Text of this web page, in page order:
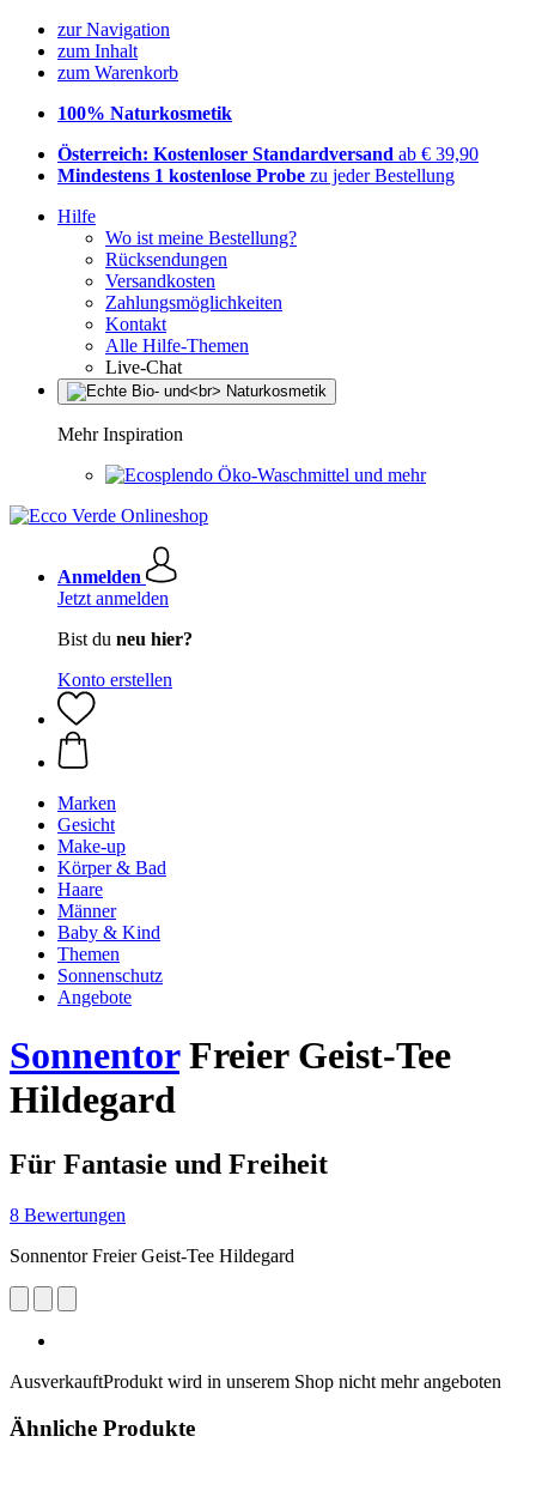
zur Navigation
zum Inhalt
zum Warenkorb
100% Naturkosmetik
Österreich: Kostenloser Standardversand ab € 39,90
Mindestens 1 kostenlose Probe zu jeder Bestellung
Hilfe
Wo ist meine Bestellung?
Rücksendungen
Versandkosten
Zahlungsmöglichkeiten
Kontakt
Alle Hilfe-Themen
Live-Chat
Mehr Inspiration
Öko-Waschmittel und mehr
Anmelden
Jetzt anmelden
Bist du neu hier?
Konto erstellen
Marken
Gesicht
Make-up
Körper & Bad
Haare
Männer
Baby & Kind
Themen
Sonnenschutz
Angebote
SonnentorFreier Geist-Tee
Hildegard
Für Fantasie und Freiheit
8 Bewertungen
Sonnentor Freier Geist-Tee Hildegard
AusverkauftProdukt wird in unserem Shop nicht mehr angeboten
Ähnliche Produkte